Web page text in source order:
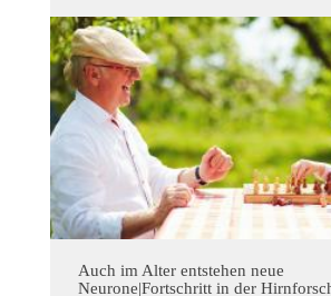
Auch im Alter entstehen neue
Neurone|Fortschritt in der